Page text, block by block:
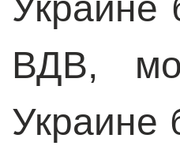
ВДВ,
Украине